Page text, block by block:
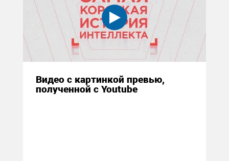
Видео с картинкой превью,
полученной с Youtube